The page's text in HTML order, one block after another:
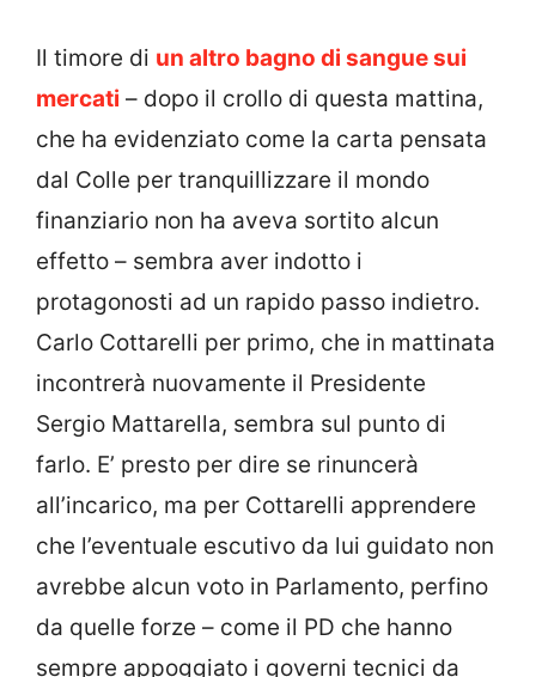
Il timore di un altro bagno di sangue sui
mercati – dopo il crollo di questa mattina,
che ha evidenziato come la carta pensata
dal Colle per tranquillizzare il mondo
finanziario non ha aveva sortito alcun
effetto – sembra aver indotto i
protagonosti ad un rapido passo indietro.
Carlo Cottarelli per primo, che in mattinata
incontrerà nuovamente il Presidente
Sergio Mattarella, sembra sul punto di
farlo. E’ presto per dire se rinuncerà
all’incarico, ma per Cottarelli apprendere
che l’eventuale escutivo da lui guidato non
avrebbe alcun voto in Parlamento, perfino
da quelle forze – come il PD che hanno
sempre appoggiato i governi tecnici da